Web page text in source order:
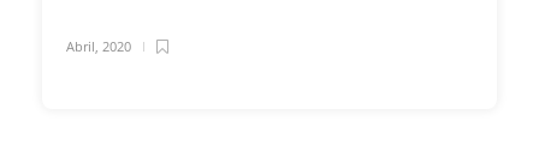
Abril, 2020